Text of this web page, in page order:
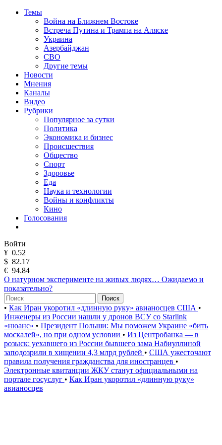
Темы
Война на Ближнем Востоке
Встреча Путина и Трампа на Аляске
Украина
Азербайджан
СВО
Другие темы
Новости
Мнения
Каналы
Видео
Рубрики
Популярное за сутки
Политика
Экономика и бизнес
Происшествия
Общество
Спорт
Здоровье
Еда
Наука и технологии
Войны и конфликты
Кино
Голосования
Войти
¥ 0.52
$ 82.17
€ 94.84
О натурном эксперименте на живых людях… Ожидаемо и
показательно?
Поиск
• Как Иран укоротил «длинную руку» авианосцев США •
Инженеры из России нашли у дронов ВСУ со Starlink
«нюанс» • Президент Польши: Мы поможем Украине «бить
москалей», но при одном условии • Из Центробанка — в
розыск: уехавшего из России бывшего зама Набиуллиной
заподозрили в хищении 4,3 млрд рублей • США ужесточают
правила получения гражданства для иностранцев •
Электронные квитанции ЖКУ станут официальными на
портале госуслуг • Как Иран укоротил «длинную руку»
авианосцев